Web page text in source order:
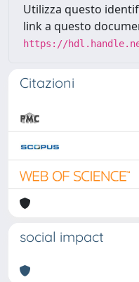
Utilizza questo
link a questo
https://
Citazioni
social impact